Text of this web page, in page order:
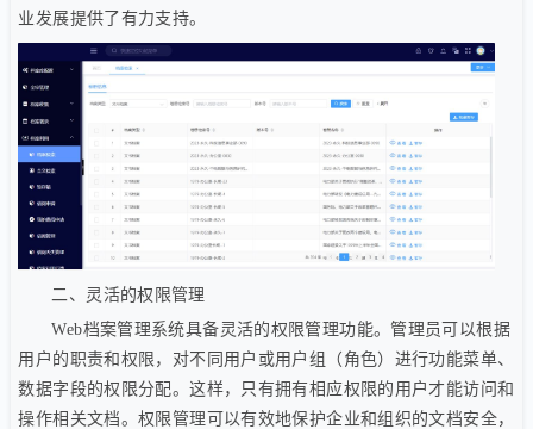
业发展提供了有力支持。
二、灵活的权限管理
Web档案管理系统具备灵活的权限管理功能。管理员可以根据
用户的职责和权限，对不同用户或用户组（角色）进行功能菜单、
数据字段的权限分配。这样，只有拥有相应权限的用户才能访问和
操作相关文档。权限管理可以有效地保护企业和组织的文档安全，